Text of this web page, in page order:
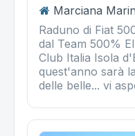
Marciana
Raduno di Fiat
dal Team 500%
Club Italia Isola
quest'anno sarà
delle belle... vi